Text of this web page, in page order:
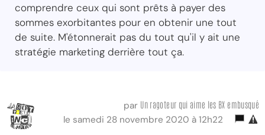
comprendre ceux qui sont prêts à payer des
sommes exorbitantes pour en obtenir une tout
de suite. M'étonnerait pas du tout qu'il y ait une
stratégie marketing derrière tout ça.
par Un ragoteur qui aime les BX embusqué
le samedi 28 novembre 2020 à 12h22